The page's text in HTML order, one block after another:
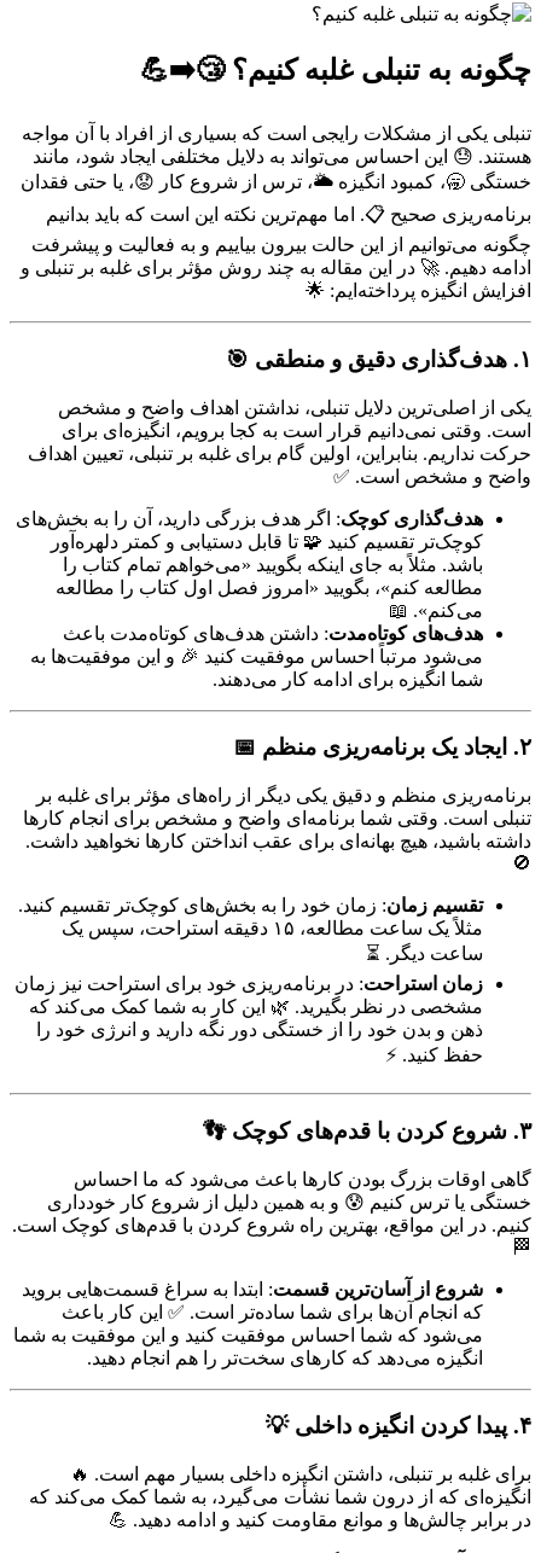
چگونه به تنبلی غلبه کنیم؟ 😴➡️💪
تنبلی یکی از مشکلات رایجی است که بسیاری از افراد با آن مواجه
هستند. 😓 این احساس می‌تواند به دلایل مختلفی ایجاد شود، مانند
خستگی 🥱، کمبود انگیزه 🌥️، ترس از شروع کار 😟، یا حتی فقدان
برنامه‌ریزی صحیح 📋. اما مهم‌ترین نکته این است که باید بدانیم
چگونه می‌توانیم از این حالت بیرون بیاییم و به فعالیت و پیشرفت
ادامه دهیم. 🚀 در این مقاله به چند روش مؤثر برای غلبه بر تنبلی و
افزایش انگیزه پرداخته‌ایم: 🌟
۱. هدف‌گذاری دقیق و منطقی 🎯
یکی از اصلی‌ترین دلایل تنبلی، نداشتن اهداف واضح و مشخص
است. وقتی نمی‌دانیم قرار است به کجا برویم، انگیزه‌ای برای
حرکت نداریم. بنابراین، اولین گام برای غلبه بر تنبلی، تعیین اهداف
واضح و مشخص است. ✅
هدف‌گذاری کوچک: اگر هدف بزرگی دارید، آن را به بخش‌های
کوچک‌تر تقسیم کنید 🧩 تا قابل دستیابی و کمتر دلهره‌آور
باشد. مثلاً به جای اینکه بگویید «می‌خواهم تمام کتاب را
مطالعه کنم»، بگویید «امروز فصل اول کتاب را مطالعه
می‌کنم». 📖
هدف‌های کوتاه‌مدت: داشتن هدف‌های کوتاه‌مدت باعث
می‌شود مرتباً احساس موفقیت کنید 🎉 و این موفقیت‌ها به
شما انگیزه برای ادامه کار می‌دهند.
۲. ایجاد یک برنامه‌ریزی منظم 📅
برنامه‌ریزی منظم و دقیق یکی دیگر از راه‌های مؤثر برای غلبه بر
تنبلی است. وقتی شما برنامه‌ای واضح و مشخص برای انجام کارها
داشته باشید، هیچ بهانه‌ای برای عقب انداختن کارها نخواهید داشت.
🚫
تقسیم زمان: زمان خود را به بخش‌های کوچک‌تر تقسیم کنید.
مثلاً یک ساعت مطالعه، ۱۵ دقیقه استراحت، سپس یک
ساعت دیگر. ⏳
زمان استراحت: در برنامه‌ریزی خود برای استراحت نیز زمان
مشخصی در نظر بگیرید. 🌿 این کار به شما کمک می‌کند که
ذهن و بدن خود را از خستگی دور نگه دارید و انرژی خود را
حفظ کنید. ⚡
۳. شروع کردن با قدم‌های کوچک 👣
گاهی اوقات بزرگ بودن کارها باعث می‌شود که ما احساس
خستگی یا ترس کنیم 😰 و به همین دلیل از شروع کار خودداری
کنیم. در این مواقع، بهترین راه شروع کردن با قدم‌های کوچک است.
🏁
شروع از آسان‌ترین قسمت: ابتدا به سراغ قسمت‌هایی بروید
که انجام آن‌ها برای شما ساده‌تر است. ✅ این کار باعث
می‌شود که شما احساس موفقیت کنید و این موفقیت به شما
انگیزه می‌دهد که کارهای سخت‌تر را هم انجام دهید.
۴. پیدا کردن انگیزه داخلی 💡
برای غلبه بر تنبلی، داشتن انگیزه داخلی بسیار مهم است. 🔥
انگیزه‌ای که از درون شما نشأت می‌گیرد، به شما کمک می‌کند که
در برابر چالش‌ها و موانع مقاومت کنید و ادامه دهید. 💪